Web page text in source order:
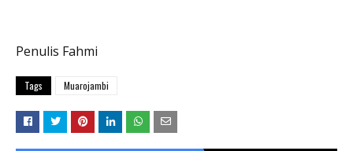
Penulis Fahmi
Tags Muarojambi